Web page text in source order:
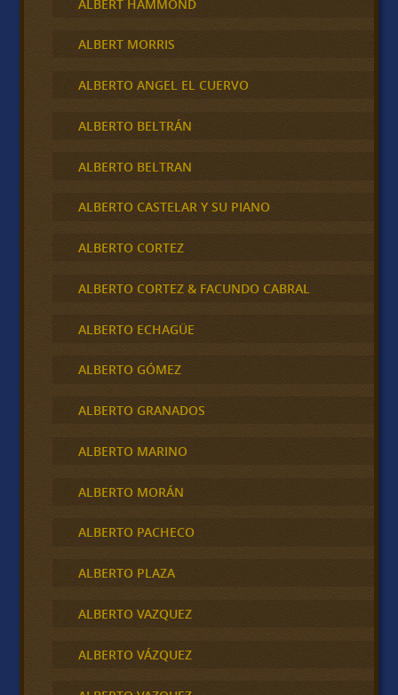
ALBERT HAMMOND
ALBERT MORRIS
ALBERTO ANGEL EL CUERVO
ALBERTO BELTRÁN
ALBERTO BELTRAN
ALBERTO CASTELAR Y SU PIANO
ALBERTO CORTEZ
ALBERTO CORTEZ & FACUNDO CABRAL
ALBERTO ECHAGÜE
ALBERTO GÓMEZ
ALBERTO GRANADOS
ALBERTO MARINO
ALBERTO MORÁN
ALBERTO PACHECO
ALBERTO PLAZA
ALBERTO VAZQUEZ
ALBERTO VÁZQUEZ